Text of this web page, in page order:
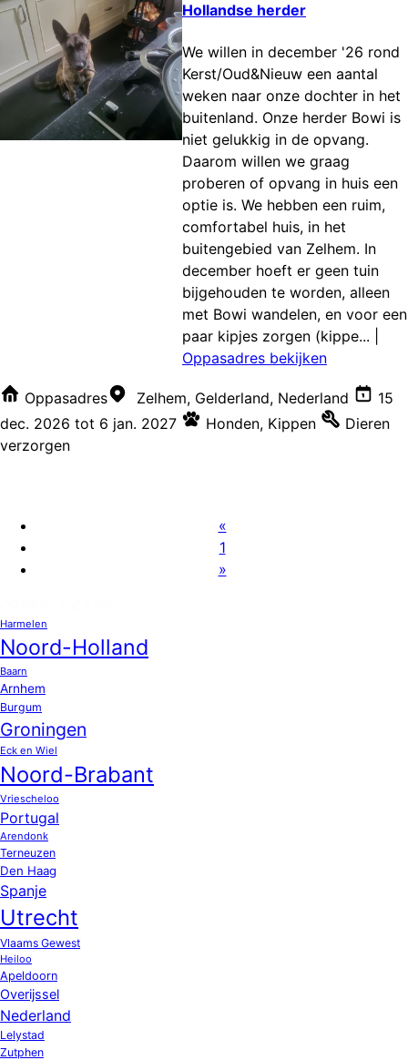
Hollandse herder
We willen in december '26 rond
Kerst/Oud&Nieuw een aantal
weken naar onze dochter in het
buitenland. Onze herder Bowi is
niet gelukkig in de opvang.
Daarom willen we graag
proberen of opvang in huis een
optie is. We hebben een ruim,
comfortabel huis, in het
buitengebied van Zelhem. In
december hoeft er geen tuin
bijgehouden te worden, alleen
met Bowi wandelen, en voor een
paar kipjes zorgen (kippe...
Oppasadres bekijken
Oppasadres Zelhem, Gelderland, Nederland
15
dec. 2026 tot 6 jan. 2027 Honden, Kippen
Dieren
verzorgen
«
1
»
Harmelen
Noord-Holland
Baarn
Arnhem
Burgum
Groningen
Eck en Wiel
Noord-Brabant
Vriescheloo
Portugal
Arendonk
Terneuzen
Den Haag
Spanje
Utrecht
Vlaams Gewest
Heiloo
Apeldoorn
Overijssel
Nederland
Lelystad
Zutphen